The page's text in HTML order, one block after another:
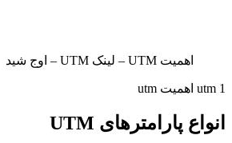
اهمیت UTM – لینک UTM – اوج شید
utm 1 اهمیت utm
انواع پارامترهای UTM